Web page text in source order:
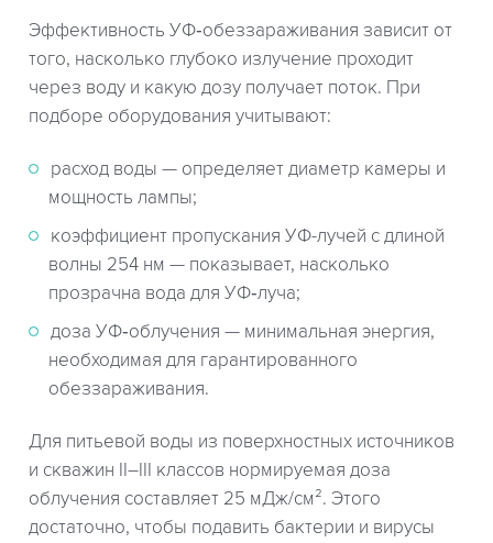
Эффективность УФ‑обеззараживания зависит от
того, насколько глубоко излучение проходит
через воду и какую дозу получает поток. При
подборе оборудования учитывают:
расход воды — определяет диаметр камеры и
мощность лампы;
коэффициент пропускания УФ-лучей с длиной
волны 254 нм — показывает, насколько
прозрачна вода для УФ‑луча;
доза УФ‑облучения — минимальная энергия,
необходимая для гарантированного
обеззараживания.
Для питьевой воды из поверхностных источников
и скважин II–III классов нормируемая доза
облучения составляет 25 мДж/см². Этого
достаточно, чтобы подавить бактерии и вирусы